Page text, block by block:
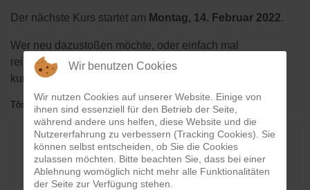
Der nächste Kurs startet am Montag, 14. Februar 2022.
Wer neu dazustoßen möchte, oder einfach mal
reinschnuppern möchte, kann dies jederzeit tun. Einfach
kurz bei den Trainern melden und vorbeikommen!
TôsôX 13. Februar 2022 13. Februar 2022
News
Wir benutzen Cookies
Wir nutzen Cookies auf unserer Website. Einige von
ihnen sind essenziell für den Betrieb der Seite,
während andere uns helfen, diese Website und die
Nutzererfahrung zu verbessern (Tracking Cookies). Sie
können selbst entscheiden, ob Sie die Cookies
zulassen möchten. Bitte beachten Sie, dass bei einer
Ablehnung womöglich nicht mehr alle Funktionalitäten
der Seite zur Verfügung stehen.